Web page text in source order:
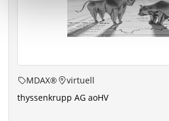
MDAX®
virtuell
thyssenkrupp AG aoHV